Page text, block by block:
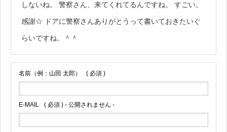
しないね。 警察さん、来てくれてるんですね。 すごい。
感謝☆ ドアに警察さんありがとうって書いておきたいぐ
らいですね。＾＾
名前（例：山田 太郎） ( 必須 )
E-MAIL ( 必須 ) - 公開されません -